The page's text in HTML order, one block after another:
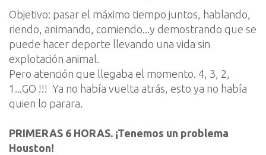
Objetivo: pasar el máximo tiempo juntos, hablando,
riendo, animando, comiendo... y demostrando que se
puede hacer deporte llevando una vida sin
explotación animal.
Pero atención que l legaba el momento. 4, 3, 2,
1.
GO !!! Ya no había vuelta atrás, esto ya no había
quien lo parara
PRIMERAS 6 HORAS. ¡Tenemos un problema
Houston!